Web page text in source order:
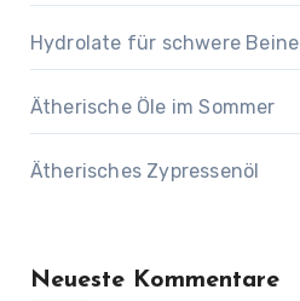
Hydrolate für schwere Beine
Ätherische Öle im Sommer
Ätherisches Zypressenöl
Neueste Kommentare